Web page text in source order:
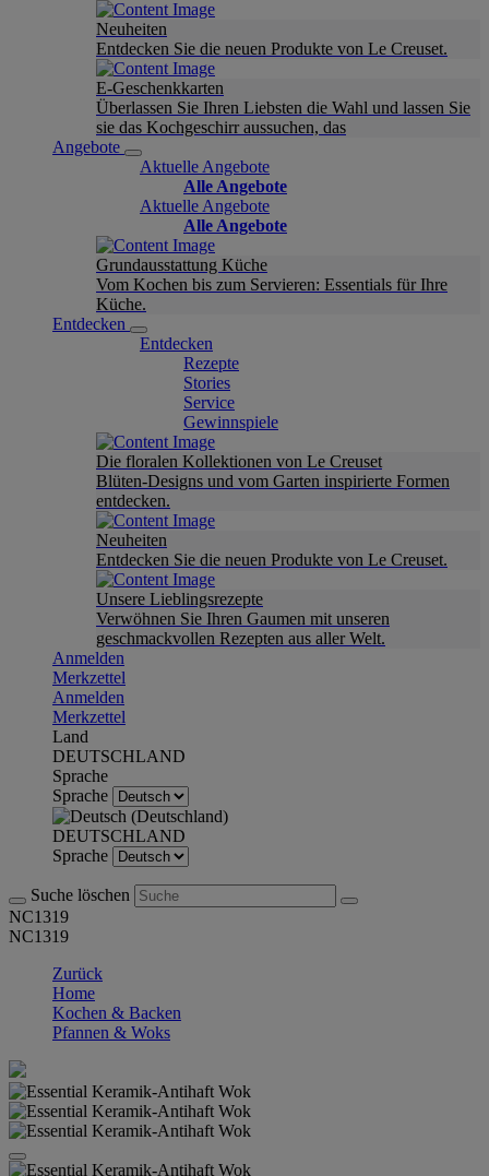
Neuheiten
Entdecken Sie die neuen Produkte von Le Creuset.
E-Geschenkkarten
Überlassen Sie Ihren Liebsten die Wahl und lassen Sie
sie das Kochgeschirr aussuchen, das
Angebote
Aktuelle Angebote
Alle Angebote
Aktuelle Angebote
Alle Angebote
Grundausstattung Küche
Vom Kochen bis zum Servieren: Essentials für Ihre
Küche.
Entdecken
Entdecken
Rezepte
Stories
Service
Gewinnspiele
Die floralen Kollektionen von Le Creuset
Blüten-Designs und vom Garten inspirierte Formen
entdecken.
Neuheiten
Entdecken Sie die neuen Produkte von Le Creuset.
Unsere Lieblingsrezepte
Verwöhnen Sie Ihren Gaumen mit unseren
geschmackvollen Rezepten aus aller Welt.
Anmelden
Merkzettel
Anmelden
Merkzettel
Land
DEUTSCHLAND
Sprache
Sprache
DEUTSCHLAND
Sprache
Suche löschen
NC1319
NC1319
Zurück
Home
Kochen & Backen
Pfannen & Woks